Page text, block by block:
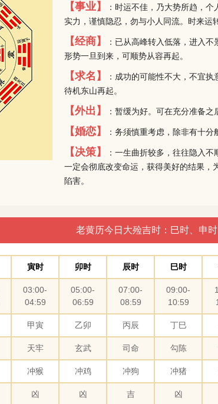
【事业】
：时运不佳，乃大势所趋，
实力，谨慎隐忍，勿与小人同流。时来运
【经商】
：已从高峰转入低落，进入
形势一旦到来，可顺势从容再起。
【求名】
：成功的可能性不大，不宜
待机东山再起。
【外出】 ：暂缓为好。可在充分准备之
【婚恋】 ：务须慎重考虑，除非有十
【决策】
：一生曲折较多，往往隐入
一定会彻底改变命运，获得美好的结果，
陷害。
老黄历今日大殓吉时：巳时、申
寅时 卯时 辰时 巳时
03:00-
04:59
05:00-
06:59
07:00-
08:59
09:00-
10:59
甲寅 乙卯 丙辰 丁巳
天牢 玄武 司命 勾陈
冲猴 冲鸡 冲狗 冲猪
凶 凶 吉 凶